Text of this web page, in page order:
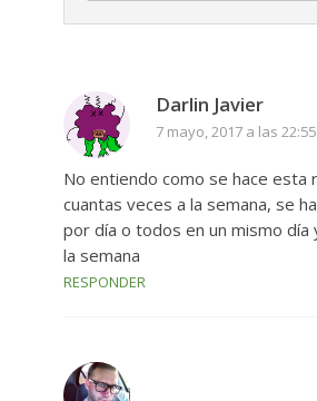
Darlin Javier
7 mayo, 2017 a las 22:55
No entiendo como se hace esta
cuantas veces a la semana, se
por día o todos en un mismo día
la semana
RESPONDER